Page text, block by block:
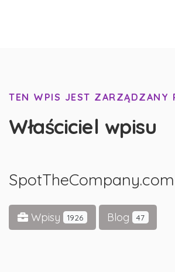
TEN WPIS JEST ZARZĄDZANY
Właściciel wpisu
Wpisy 1926 Blog 47